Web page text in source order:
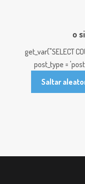
o
get_var("SELECT
post_type =
Saltar